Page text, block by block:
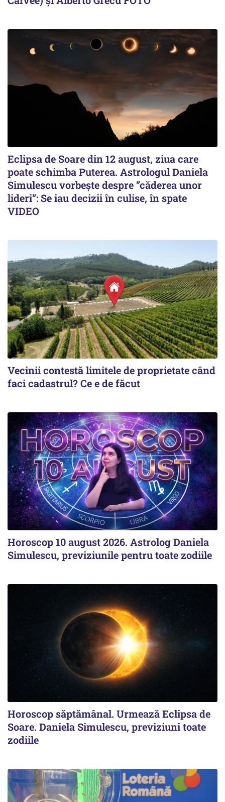
Eclipsa de Soare din 12 august, ziua care
poate schimba Puterea. Astrologul Daniela
Simulescu vorbește despre ”căderea unor
lideri”: Se iau decizii în culise, în spate
VIDEO
Vecinii contestă limitele de proprietate când
faci cadastrul? Ce e de făcut
Horoscop 10 august 2026. Astrolog Daniela
Simulescu, previziunile pentru toate zodiile
Horoscop săptămânal. Urmează Eclipsa de
Soare. Daniela Simulescu, previziuni toate
zodiile